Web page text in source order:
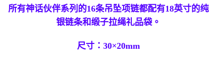
所有神话伙伴系列的16条吊坠项链都配有18英寸的纯
银链条和缎子拉绳礼品袋。
尺寸：30×20mm